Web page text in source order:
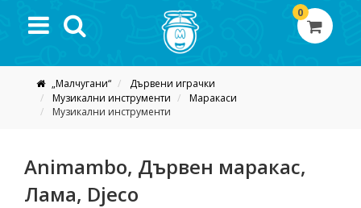
0
„Малчугани“
Дървени играчки
Музикални инструменти
Маракаси
Музикални инструменти
Animambo, Дървен маракас,
Лама, Djeco